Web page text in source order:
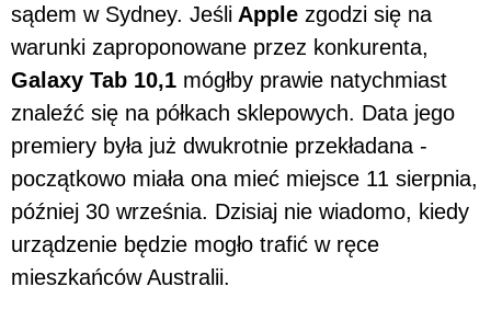
sądem w Sydney. Jeśli Apple zgodzi się na
warunki zaproponowane przez konkurenta,
Galaxy Tab 10,1 mógłby prawie natychmiast
znaleźć się na półkach sklepowych. Data jego
premiery była już dwukrotnie przekładana -
początkowo miała ona mieć miejsce 11 sierpnia,
później 30 września. Dzisiaj nie wiadomo, kiedy
urządzenie będzie mogło trafić w ręce
mieszkańców Australii.